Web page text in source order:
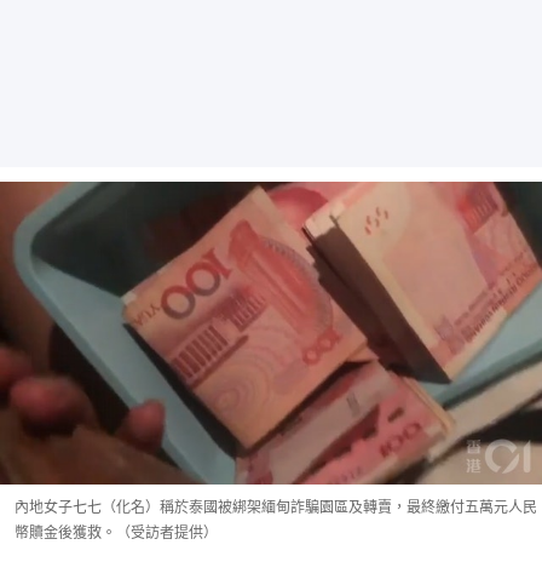
內地女子七七（化名）稱於泰國被綁架緬甸詐騙園區及轉賣，最終繳付五萬元人民
幣贖金後獲救。（受訪者提供）